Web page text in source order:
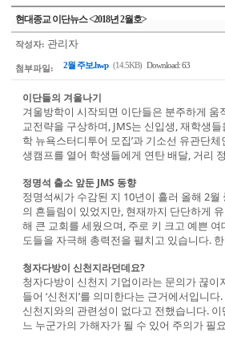
현대종교 이단뉴스 <2018년 2월호>
작성자: 관리자
첨부파일: 2월 주보.hwp (14.5KB) Download: 63
이단들의 겨울나기
겨울방학이 시작되면 이단들은 분주하게 움
교전략을 구상하며, JMS는 신입생, 재학생
학 뉴욕스터디투어 모집’과 기소선 유관단
생캠프를 열어 학생들에게 연탄 배달, 거리
정명석 출소 앞둔 JMS 동향
정명석씨가 수감된 지 10년이 흘러 올해 2
의 흔들림이 있었지만, 현재까지 단단하게
해 큰 교회를 세웠으며, 주로 키 크고 예쁜
도들을 자극해 총력전을 펼치고 있습니다.
청자다방이 신천지라던데요?
청자다방이 신천지 기업이라는 문의가 끊이지
들어 ‘신천지’를 의미한다는 근거에서입니다
신천지와의 관련성이 없다고 전했습니다.
느 누군가의 가해자가 될 수 있어 주의가 필